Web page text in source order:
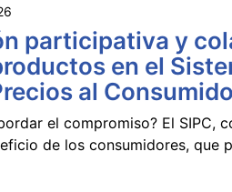
participativa y
en el
al
el compromiso? El SIPC,
de los consumidores, que